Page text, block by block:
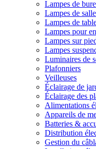
Lampes de
Lampes de
Lampes de
Lampes pour
Lampes sur
Lampes
Luminaires de
Plafonniers
Veilleuses
Éclairage de
Éclairage des
Alimentations
Appareils de
Batteries &
Distribution
Gestion du